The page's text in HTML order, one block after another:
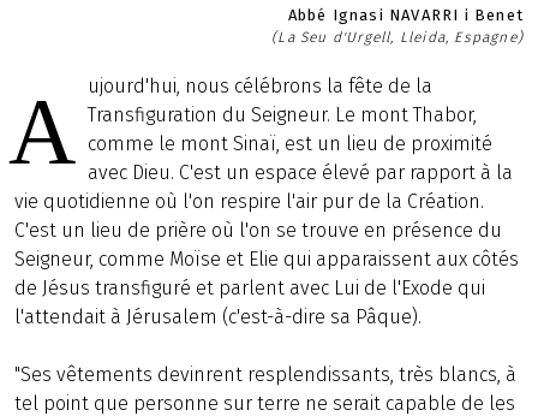
Abbé Ignasi NAVARRI i Benet
(La Seu d'Urgell, Lleida, Espagne)
A
ujourd'hui, nous célébrons la fête de la
Transfiguration du Seigneur. Le mont Thabor,
comme le mont Sinaï, est un lieu de proximité
avec Dieu. C'est un espace élevé par rapport à la
vie quotidienne où l'on respire l'air pur de la Création.
C'est un lieu de prière où l'on se trouve en présence du
Seigneur, comme Moïse et Elie qui apparaissent aux côtés
de Jésus transfiguré et parlent avec Lui de l'Exode qui
l'attendait à Jérusalem (c'est-à-dire sa Pâque).
"Ses vêtements devinrent resplendissants, très blancs, à
tel point que personne sur terre ne serait capable de les